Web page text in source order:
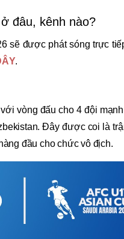
đâu, kênh nào?
sẽ được phát sóng trực
.
vòng đấu cho 4 đội
Đây được coi là
đầu cho chức vô địch.